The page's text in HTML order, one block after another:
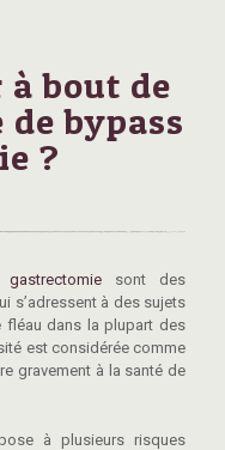
à bout de
de bypass
?
gastrectomie sont des
s’adressent à des sujets
fléau dans la plupart des
est considérée comme
gravement à la santé de
à plusieurs risques